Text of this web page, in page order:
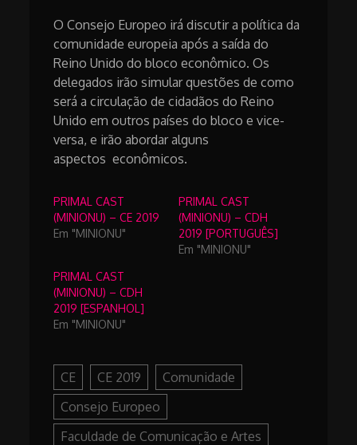
O Consejo Europeo irá discutir a política da
comunidade europeia após a saída do
Reino Unido do bloco econômico. Os
delegados irão simular questões de como
será a circulação de cidadãos do Reino
Unido em outros países do bloco e vice-
versa, e irão abordar alguns
aspectos econômicos.
PRIMAL CAST
(MINIONU) – CE 2019
Em "MINIONU"
PRIMAL CAST
(MINIONU) – CDH
2019 [PORTUGUÊS]
Em "MINIONU"
PRIMAL CAST
(MINIONU) – CDH
2019 [ESPANHOL]
Em "MINIONU"
CE CE 2019
Comunidade
Consejo Europeo
Faculdade de Comunicação e Artes